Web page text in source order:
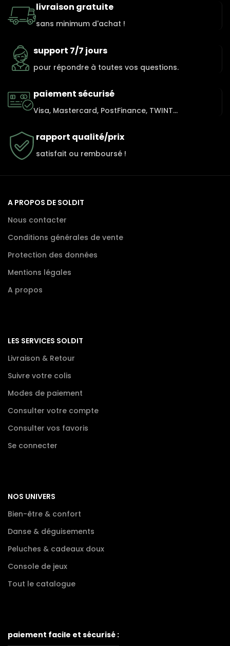
livraison gratuite
sans minimum d'achat !
support 7/7 jours
pour répondre à toutes vos questions.
paiement sécurisé
Visa, Mastercard, PostFinance, TWINT...
rapport qualité/prix
satisfait ou remboursé !
A PROPOS DE SOLDIT
Nous contacter
Conditions générales de vente
Protection des données
Mentions légales
A propos
LES SERVICES SOLDIT
Livraison & Retour
Suivre votre colis
Modes de paiement
Consulter votre compte
Consulter vos favoris
Se connecter
NOS UNIVERS
Bien-être & confort
Danse & déguisements
Peluches & cadeaux doux
Console de jeux
Tout le catalogue
paiement facile et sécurisé :